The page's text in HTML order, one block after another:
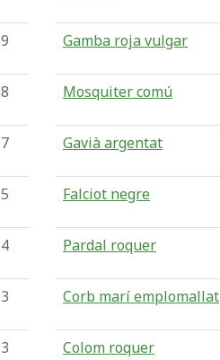
9
8
7
5
4
3
3
Gamba roja vulgar
Mosquiter comú
Gavià argentat
Falciot negre
Pardal roquer
Corb marí emplomallat
Colom roquer